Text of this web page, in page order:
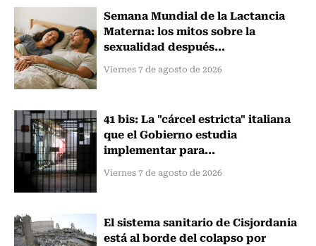
Semana Mundial de la Lactancia
Materna: los mitos sobre la
sexualidad después...
Viernes 7 de agosto de 2026
41 bis: La "cárcel estricta" italiana
que el Gobierno estudia
implementar para...
Viernes 7 de agosto de 2026
El sistema sanitario de Cisjordania
está al borde del colapso por